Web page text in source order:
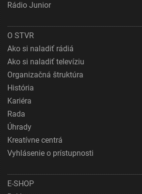
Rádio Junior
O STVR
Ako si naladiť rádiá
Ako si naladiť televíziu
Organizačná štruktúra
História
Kariéra
Rada
Úhrady
Kreatívne centrá
Vyhlásenie o prístupnosti
E-SHOP